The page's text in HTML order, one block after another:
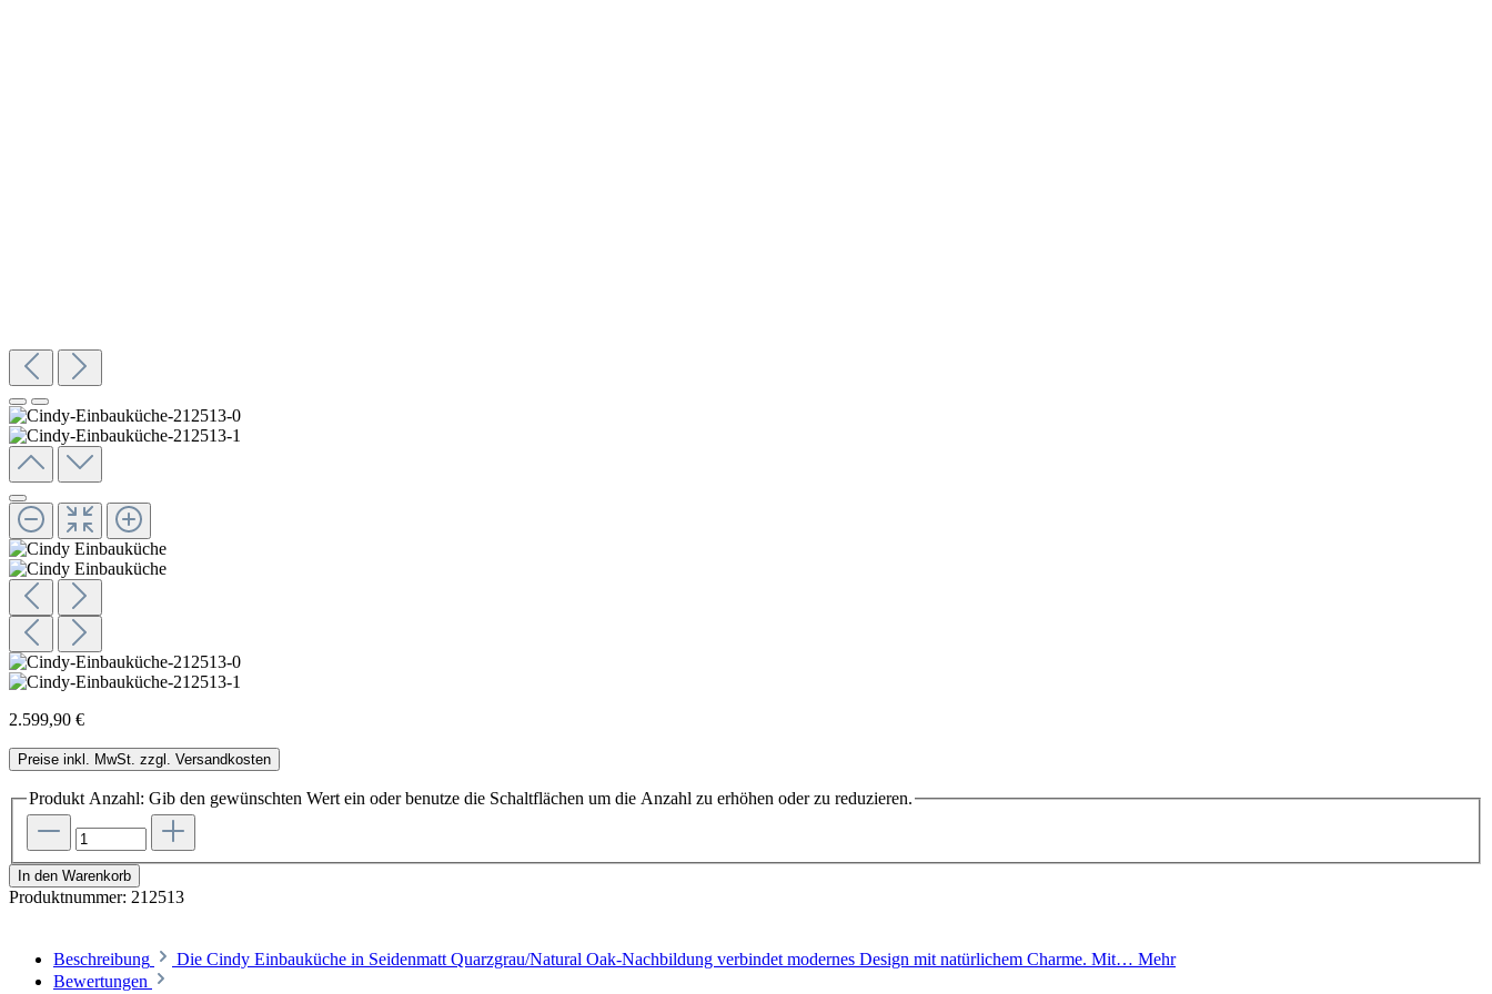
2.599,90 €
Preise inkl. MwSt. zzgl. Versandkosten
Produkt Anzahl: Gib den gewünschten Wert ein oder benutze die Schaltflächen um die Anzahl zu erhöhen oder zu reduzieren.
In den Warenkorb
Produktnummer: 212513
Beschreibung Die Cindy Einbauküche in Seidenmatt Quarzgrau/Natural Oak-Nachbildung verbindet modernes Design mit natürlichem Charme. Mit… Mehr
Bewertungen